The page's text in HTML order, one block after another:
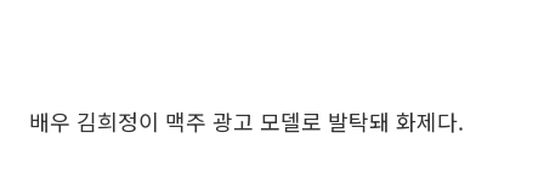
배우 김희정이 맥주 광고 모델로 발탁돼 화제다.